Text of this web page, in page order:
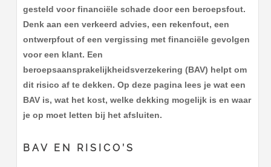
gesteld voor financiële schade door een beroepsfout.
Denk aan een verkeerd advies, een rekenfout, een
ontwerpfout of een vergissing met financiële gevolgen
voor een klant. Een
beroepsaansprakelijkheidsverzekering (BAV) helpt om
dit risico af te dekken. Op deze pagina lees je wat een
BAV is, wat het kost, welke dekking mogelijk is en waar
je op moet letten bij het afsluiten.
BAV EN RISICO’S